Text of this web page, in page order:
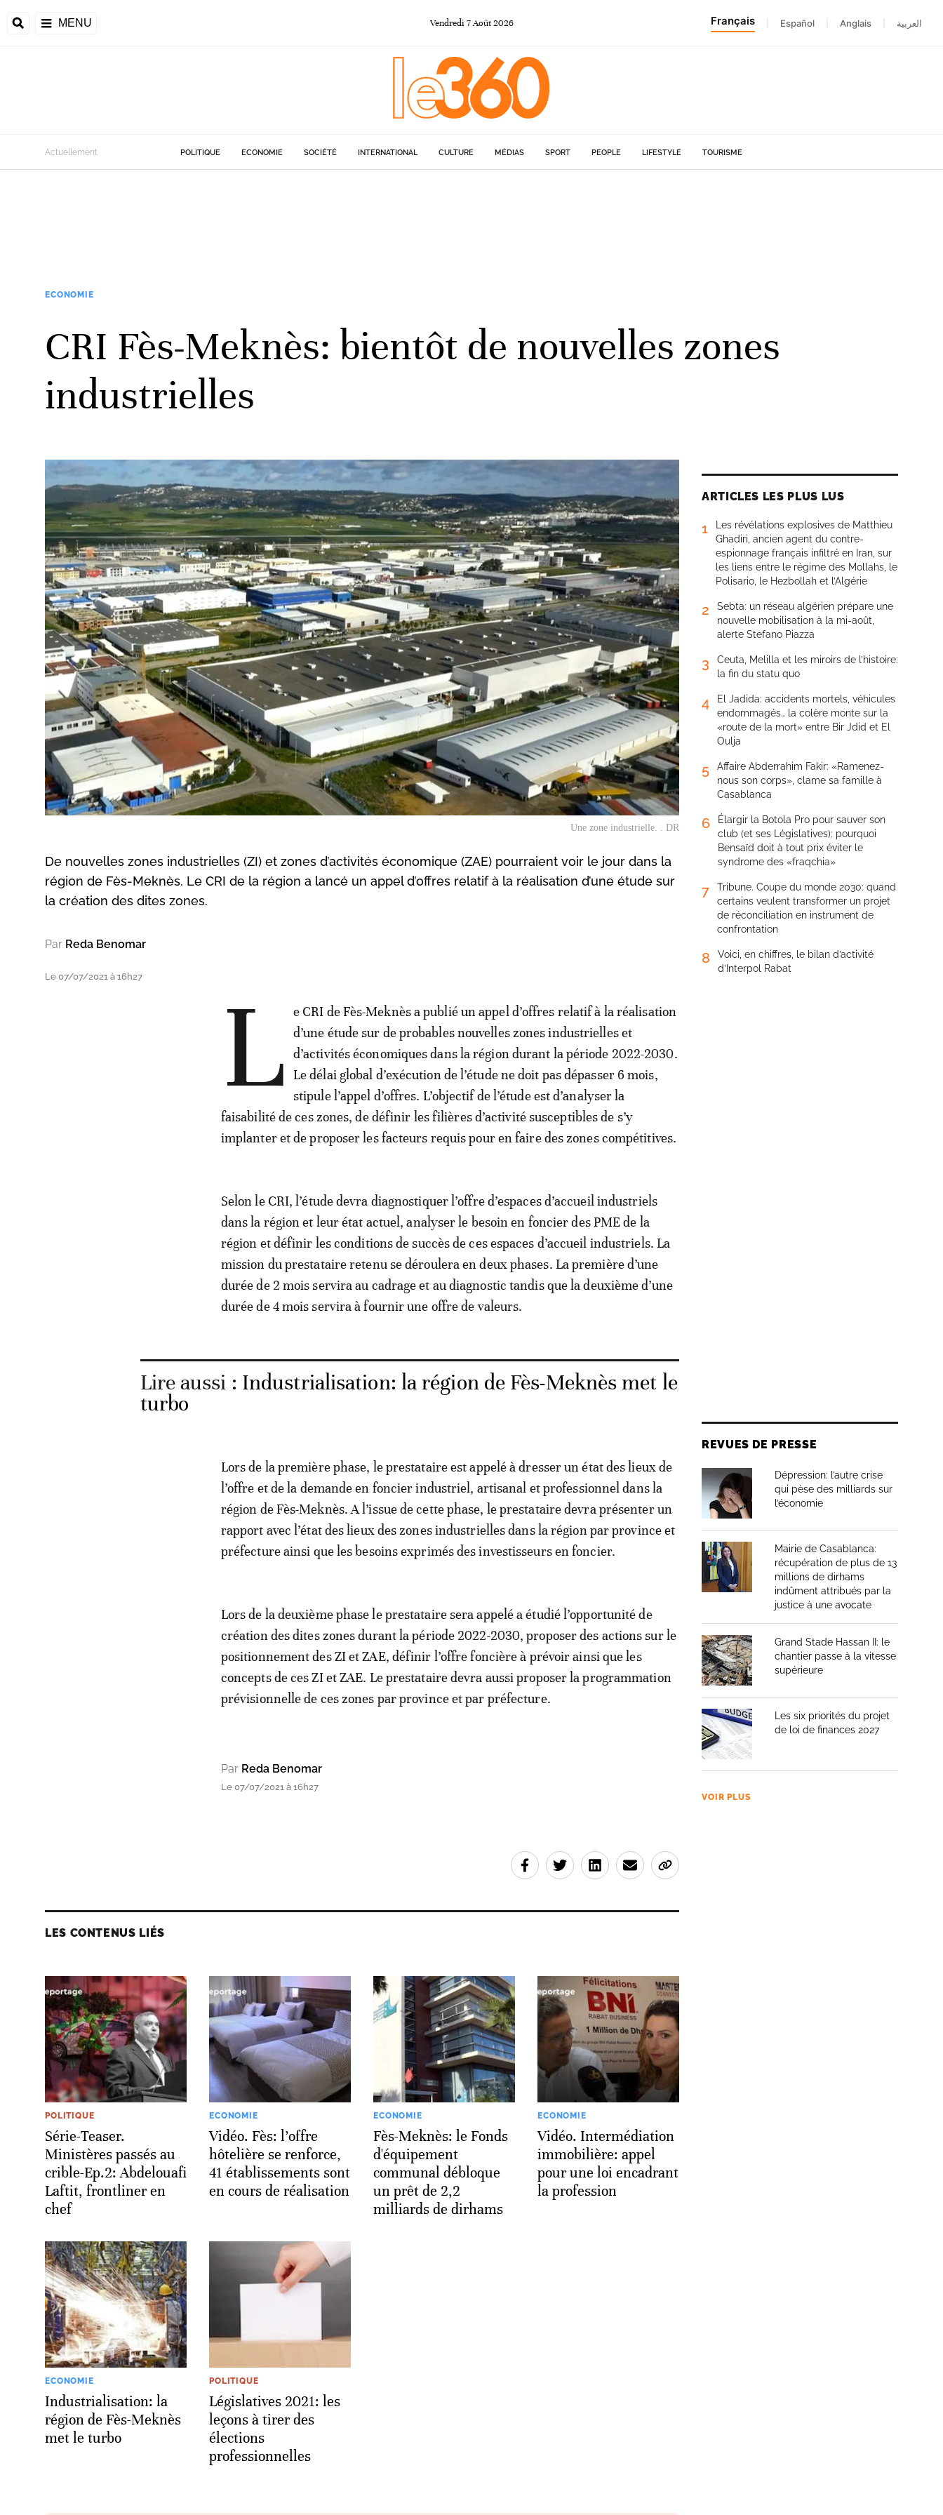
MENU Vendredi 7Août 2026 Français Español Anglais العربية
Actuellement POLITIQUE ECONOMIE SOCIÉTÉ INTERNATIONAL CULTURE MÉDIAS SPORT PEOPLE LIFESTYLE TOURISME
ECONOMIE
CRI Fès-Meknès: bientôt de nouvelles zones
industrielles
Une zone industrielle. . DR
De nouvelles zones industrielles (ZI) et zones d’activités économique (ZAE) pourraient voir le jour dans la
région de Fès-Meknès. Le CRI de la région a lancé un appel d’offres relatif à la réalisation d’une étude sur
la création des dites zones.
Par Reda Benomar
Le 07/07/2021 à 16h27 L
e CRI de Fès-Meknès a publié un appel d’offres relatif à la réalisation
d’une étude sur de probables nouvelles zones industrielles et
d’activités économiques dans la région durant la période 2022-2030.
Le délai global d’exécution de l’étude ne doit pas dépasser 6 mois,
stipule l’appel d’offres. L’objectif de l’étude est d’analyser la
faisabilité de ces zones, de définir les filières d’activité susceptibles de s’y
implanter et de proposer les facteurs requis pour en faire des zones compétitives.
Selon le CRI, l’étude devra diagnostiquer l’offre d’espaces d’accueil industriels
dans la région et leur état actuel, analyser le besoin en foncier des PME de la
région et définir les conditions de succès de ces espaces d’accueil industriels. La
mission du prestataire retenu se déroulera en deux phases. La première d’une
durée de 2 mois servira au cadrage et au diagnostic tandis que la deuxième d’une
durée de 4 mois servira à fournir une offre de valeurs.
Lire aussi : Industrialisation: la région de Fès-Meknès met le
turbo
Lors de la première phase, le prestataire est appelé à dresser un état des lieux de
l’offre et de la demande en foncier industriel, artisanal et professionnel dans la
région de Fès-Meknès. A l’issue de cette phase, le prestataire devra présenter un
rapport avec l’état des lieux des zones industrielles dans la région par province et
préfecture ainsi que les besoins exprimés des investisseurs en foncier.
Lors de la deuxième phase le prestataire sera appelé a étudié l’opportunité de
création des dites zones durant la période 2022-2030, proposer des actions sur le
positionnement des ZI et ZAE, définir l’offre foncière à prévoir ainsi que les
concepts de ces ZI et ZAE. Le prestataire devra aussi proposer la programmation
prévisionnelle de ces zones par province et par préfecture.
Par Reda Benomar
Le 07/07/2021 à 16h27
LES CONTENUS LIÉS
POLITIQUE
Série-Teaser.
Ministères passés au
crible-Ep.2: Abdelouafi
Laftit, frontliner en
chef
ECONOMIE
Vidéo. Fès: l’offre
hôtelière se renforce,
41 établissements sont
en cours de réalisation
ECONOMIE
Fès-Meknès: le Fonds
d'équipement
communal débloque
un prêt de 2,2
milliards de dirhams
ECONOMIE
Vidéo. Intermédiation
immobilière: appel
pour une loi encadrant
la profession
ECONOMIE
Industrialisation: la
région de Fès-Meknès
met le turbo
POLITIQUE
Législatives 2021: les
leçons à tirer des
élections
professionnelles
ARTICLES LES PLUS LUS
1
Les révélations explosives de Matthieu
Ghadiri, ancien agent du contre-
espionnage français infiltré en Iran, sur
les liens entre le régime des Mollahs, le
Polisario, le Hezbollah et l’Algérie
2
Sebta: un réseau algérien prépare une
nouvelle mobilisation à la mi-août,
alerte Stefano Piazza
3
Ceuta, Melilla et les miroirs de l’histoire:
la fin du statu quo
4
El Jadida: accidents mortels, véhicules
endommagés… la colère monte sur la
«route de la mort» entre Bir Jdid et El
Oulja
5
Affaire Abderrahim Fakir: «Ramenez-
nous son corps», clame sa famille à
Casablanca
6
Élargir la Botola Pro pour sauver son
club (et ses Législatives): pourquoi
Bensaïd doit à tout prix éviter le
syndrome des «fraqchia»
7
Tribune. Coupe du monde 2030: quand
certains veulent transformer un projet
de réconciliation en instrument de
confrontation
8
Voici, en chiffres, le bilan d’activité
d’Interpol Rabat
REVUES DE PRESSE
Dépression: l’autre crise
qui pèse des milliards sur
l’économie
Mairie de Casablanca:
récupération de plus de 13
millions de dirhams
indûment attribués par la
justice à une avocate
Grand Stade Hassan II: le
chantier passe à la vitesse
supérieure
Les six priorités du projet
de loi de finances 2027
VOIR PLUS